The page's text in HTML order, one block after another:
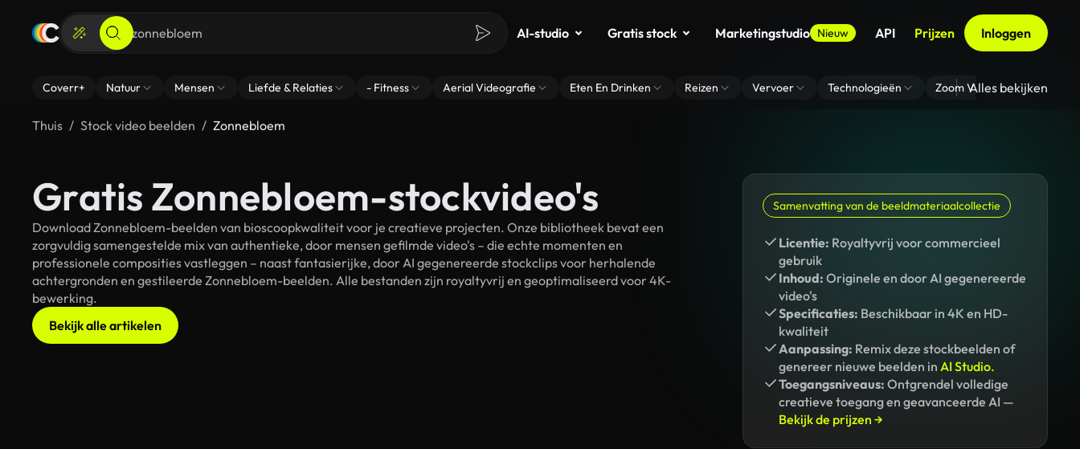
AI-studio Gratis stock Marketingstudio Nieuw API Prijzen Inloggen
Coverr+ Natuur Mensen Liefde & Relaties - Fitness Aerial Videografie Eten En Drinken Reizen Vervoer Technologieën Zoom Virtuele
Alles bekijken
Thuis Stock video beelden Zonnebloem
Gratis Zonnebloem-stockvideo's
Download Zonnebloem-beelden van bioscoopkwaliteit voor je creatieve projecten. Onze bibliotheek bevat een
zorgvuldig samengestelde mix van authentieke, door mensen gefilmde video's – die echte momenten en
professionele composities vastleggen – naast fantasierijke, door AI gegenereerde stockclips voor herhalende
achtergronden en gestileerde Zonnebloem-beelden. Alle bestanden zijn royaltyvrij en geoptimaliseerd voor 4K-
bewerking.
Bekijk alle artikelen
Samenvatting van de beeldmateriaalcollectie
Licentie: Royaltyvrij voor commercieel
gebruik
Inhoud: Originele en door AI gegenereerde
video's
Specificaties: Beschikbaar in 4K en HD-
kwaliteit
Aanpassing: Remix deze stockbeelden of
genereer nieuwe beelden in AI Studio.
Toegangsniveaus: Ontgrendel volledige
creatieve toegang en geavanceerde AI —
Bekijk de prijzen →